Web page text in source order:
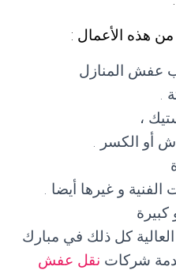
هذه الأعمال :
عفش المنازل
.
،
أو الكسر .
و غيرها أيضا .
كل ذلك في مبارك
شركات نقل عفش